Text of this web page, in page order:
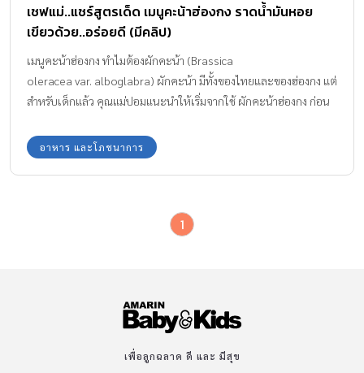
เชฟแม่..แชร์สูตรเด็ด เมนูคะน้าฮ่องกง ราดน้ำมันหอย
เขียวด้วย..อร่อยดี (มีคลิป)
เมนูคะน้าฮ่องกง ทำไมต้องผักคะน้า (Brassica
oleracea var. alboglabra) ผักคะน้า มีทั้งของไทยและของฮ่องกง แต่
สำหรับเด็กแล้ว คุณแม่ปอมแนะนำให้เริ่มจากใช้ ผักคะน้าฮ่องกง ก่อน
ก้านเล็ก(แต่หากหาชนิดก้านใหญ่ได้ก็ใช้ได้เช่นกัน) บางครั้งจะเหนียว
ทั้งก้านและทั้งใบ ซึ่งจะพาลให้เหล่าวัยกระเตาะไม่ซื้อแถมขยาดไป
Broccoli หรือ Gai Lan 芥蓝 แบบแคนโตนิส ผักประเภทนี้ค่อนข้างท้า
เด็กไม่กินผัก และวิธีฝึกลูกกินผักที่ได้ผลดี ไม่ต้องบังคับ ลูกไม่กินผัก
วิธีสอนลูกกินผัก ช่วยให้สุขภาพแข็งแรง แจกสูตร..ลูกซัดหมดจาน เมนู
ปีขึ้นไป เนื่องจากมีส่วนผสมของซอสปรุงรส) เมนูจาก Rima’s […]
อาหาร และโภชนาการ
1
เพื่อลูกฉลาด ดี และ มีสุข